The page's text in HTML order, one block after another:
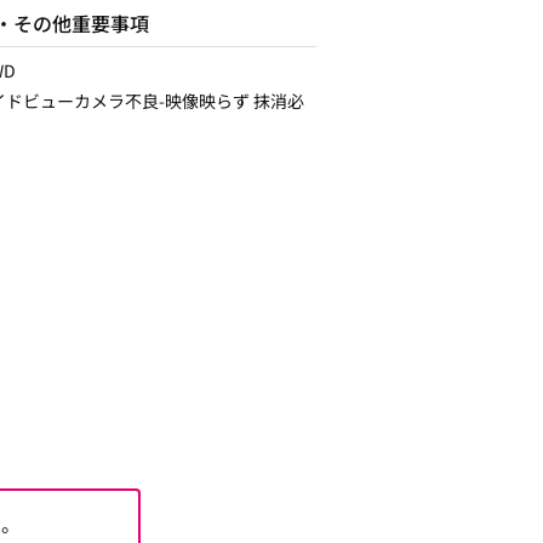
その他重要事項
ビューカメラ不良-映像映らず 抹消必